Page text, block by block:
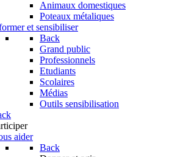
Animaux domestiques
Poteaux métaliques
et sensibiliser
Back
Grand public
Professionnels
Etudiants
Scolaires
Médias
Outils sensibilisation
aider
Back